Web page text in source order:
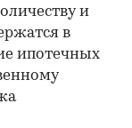
и
в
ипотечных